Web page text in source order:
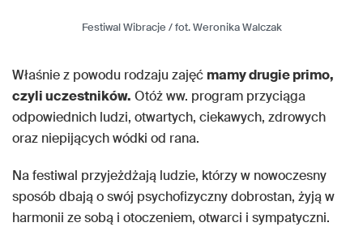
Festiwal Wibracje / fot. Weronika Walczak
Właśnie z powodu rodzaju zajęć mamy drugie primo,
czyli uczestników. Otóż ww. program przyciąga
odpowiednich ludzi, otwartych, ciekawych, zdrowych
oraz niepijących wódki od rana.
Na festiwal przyjeżdżają ludzie, którzy w nowoczesny
sposób dbają o swój psychofizyczny dobrostan, żyją w
harmonii ze sobą i otoczeniem, otwarci i sympatyczni.